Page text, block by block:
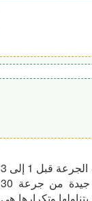
الجرعة الإبتدائية الموصي بها للرجال من دواء بريليجي هي 30 ملليجرام. يتم تناول هذة الجرعة قبل 1 إلى 3
ساعات من عملية الجماع الجنسي المطلوبة. مع وجود تأثير غير كافي وسماحية جيدة من جرعة 30